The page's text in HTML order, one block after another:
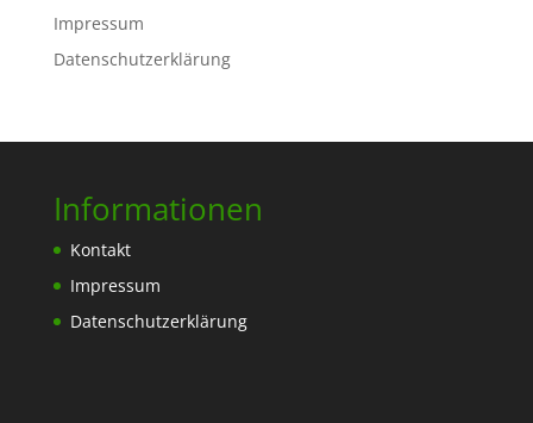
Impressum
Datenschutzerklärung
Informationen
Kontakt
Impressum
Datenschutzerklärung